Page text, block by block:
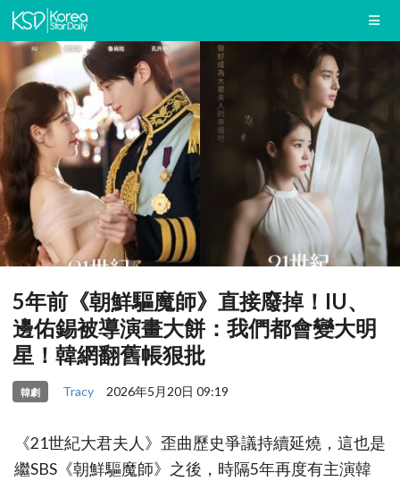
5年前《朝鮮驅魔師》直接廢掉！IU、
邊佑錫被導演畫大餅：我們都會變大明
星！韓網翻舊帳狠批
韓劇 Tracy 2026年5月20日 09:19
《21世紀大君夫人》歪曲歷史爭議持續延燒，這也是
繼SBS《朝鮮驅魔師》之後，時隔5年再度有主演韓